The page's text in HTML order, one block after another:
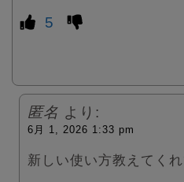
5
匿名 より:
6月 1, 2026 1:33 pm
新しい使い方教えてく